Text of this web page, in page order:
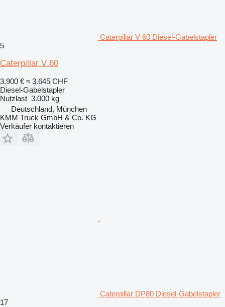
Caterpillar V 60 Diesel-Gabelstapler
5
Caterpillar V 60
3.900 € ≈ 3.645 CHF
Diesel-Gabelstapler
Nutzlast 3.000 kg
Deutschland, München
KMM Truck GmbH & Co. KG
Verkäufer kontaktieren
Caterpillar DP80 Diesel-Gabelstapler
17